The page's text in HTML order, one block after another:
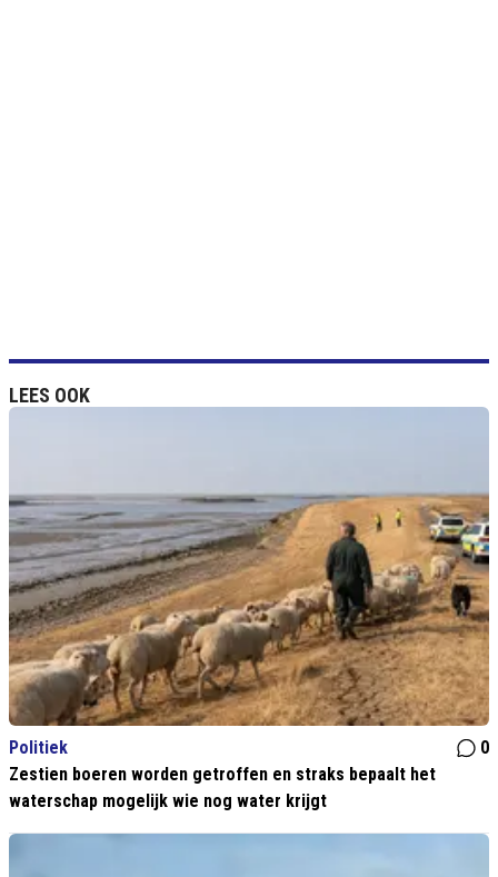
LEES OOK
Politiek
0
Zestien boeren worden getroffen en straks bepaalt het
waterschap mogelijk wie nog water krijgt